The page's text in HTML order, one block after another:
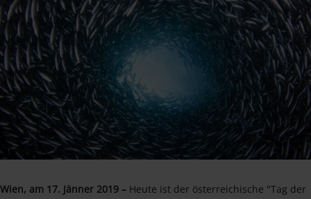
Wien, am 17. Jänner 2019 – Heute ist der österreichische "Tag der